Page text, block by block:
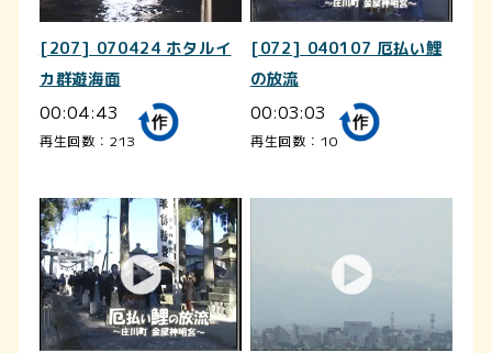
[207] 070424 ホタルイ
カ群遊海面
00:04:43
再生回数：213
[072] 040107 厄払い鯉
の放流
00:03:03
再生回数：10